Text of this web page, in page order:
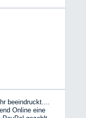
beeindruckt....
Online eine